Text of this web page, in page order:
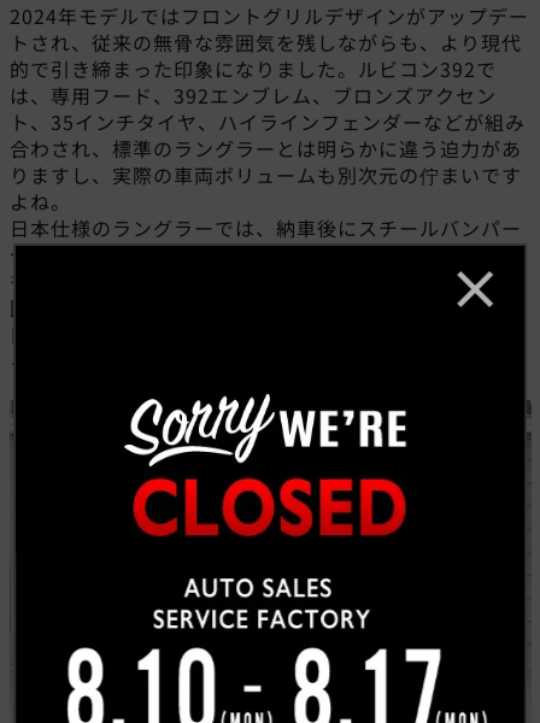
2024年モデルではフロントグリルデザインがアップデー
トされ、従来の無骨な雰囲気を残しながらも、より現代
的で引き締まった印象になりました。ルビコン392で
は、専用フード、392エンブレム、ブロンズアクセン
ト、35インチタイヤ、ハイラインフェンダーなどが組み
合わされ、標準のラングラーとは明らかに違う迫力があ
りますし、実際の車両ボリュームも別次元の佇まいです
よね。
日本仕様のラングラーでは、納車後にスチールバンパー
やハイフェンダー、タイヤホイールをカスタムされる方
も多いですが、本国仕様のルビコン392は、そうした雰
囲気を純正状態で備えています。カスタム感のある見た
目でありながら、メーカー純正の完成度でまとまってい
る点が大きな魅力です。